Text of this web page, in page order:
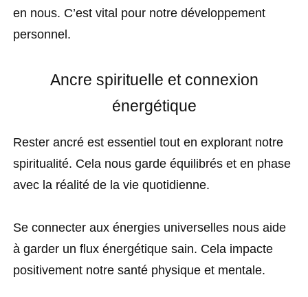
en nous. C’est vital pour notre développement
personnel.
Ancre spirituelle et connexion
énergétique
Rester ancré est essentiel tout en explorant notre
spiritualité. Cela nous garde équilibrés et en phase
avec la réalité de la vie quotidienne.
Se connecter aux énergies universelles nous aide
à garder un flux énergétique sain. Cela impacte
positivement notre santé physique et mentale.